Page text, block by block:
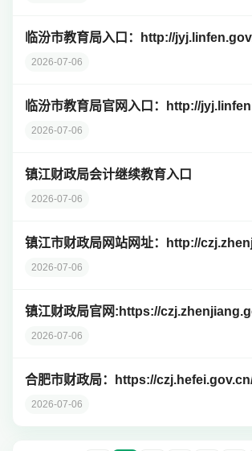
临汾市教育局入口：http://
2026-07-06
临汾市教育局官网入口：http://
2026-07-06
镇江财政局会计继续教育入口
2026-07-06
镇江市财政局网站网址：http://
2026-07-06
镇江财政局官网:https://
2026-07-06
合肥市财政局：https://
2026-07-06